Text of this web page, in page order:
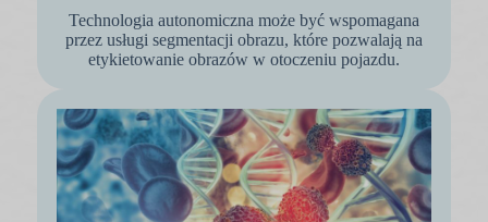
Technologia autonomiczna może być wspomagana
przez usługi segmentacji obrazu, które pozwalają na
etykietowanie obrazów w otoczeniu pojazdu.